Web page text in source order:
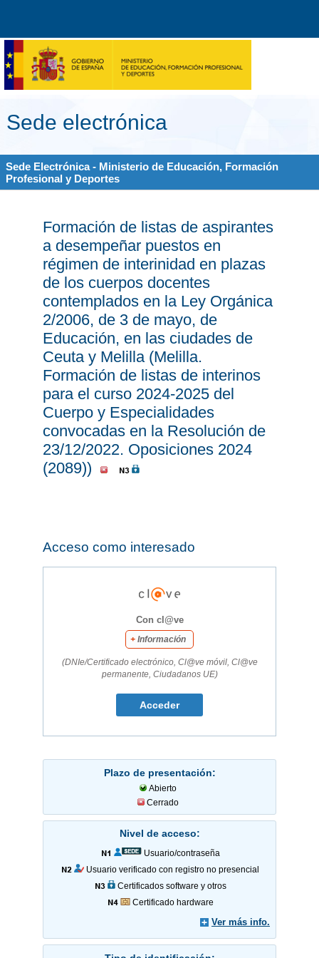
Sede electrónica
Sede Electrónica - Ministerio de Educación, Formación
Profesional y Deportes
Formación de listas de aspirantes
a desempeñar puestos en
régimen de interinidad en plazas
de los cuerpos docentes
contemplados en la Ley Orgánica
2/2006, de 3 de mayo, de
Educación, en las ciudades de
Ceuta y Melilla (Melilla.
Formación de listas de interinos
para el curso 2024-2025 del
Cuerpo y Especialidades
convocadas en la Resolución de
23/12/2022. Oposiciones 2024
(2089))
Acceso como interesado
Con cl@ve
+Información
(DNIe/Certificado electrónico, Cl@ve móvil, Cl@ve
permanente, Ciudadanos UE)
Plazo de presentación:
Abierto
Cerrado
Nivel de acceso:
Usuario/contraseña
Usuario verificado con registro no presencial
Certificados software y otros
Certificado hardware
Ver más info.